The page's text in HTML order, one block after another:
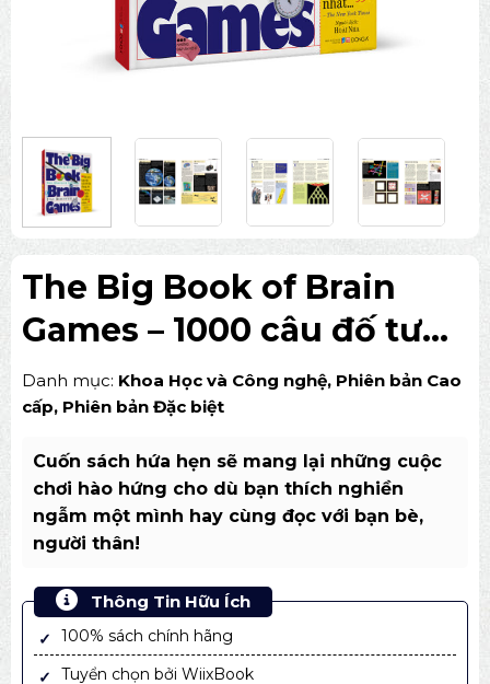
The Big Book of Brain
Games – 1000 câu đố tư
duy về Toán, Khoa học và
Nghệ thuật
Danh mục: Khoa Học và Công nghệ, Phiên bản Cao
cấp, Phiên bản Đặc biệt
Cuốn sách hứa hẹn sẽ mang lại những cuộc
chơi hào hứng cho dù bạn thích nghiền
ngẫm một mình hay cùng đọc với bạn bè,
người thân!
Thông Tin Hữu Ích
100% sách chính hãng
Tuyển chọn bởi WiixBook